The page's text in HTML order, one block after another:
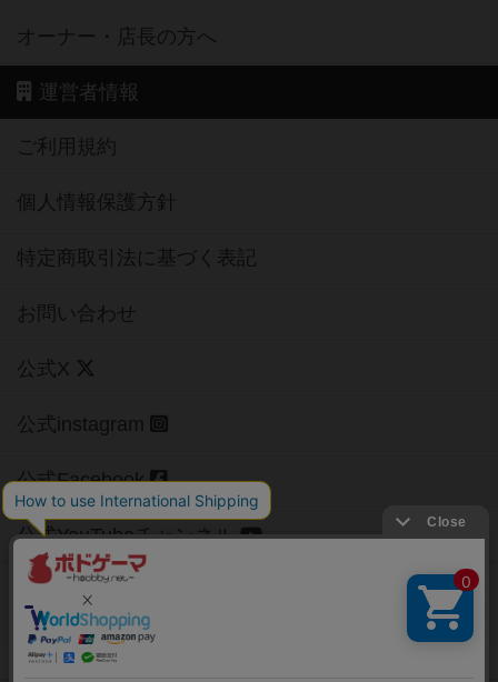
オーナー・店長の方へ
運営者情報
ご利用規約
個人情報保護方針
特定商取引法に基づく表記
お問い合わせ
公式X
公式instagram
公式Facebook
公式YouTubeチャンネル